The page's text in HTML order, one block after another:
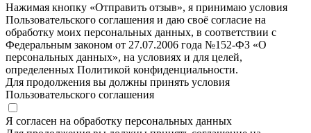
Нажимая кнопку «Отправить отзыв», я принимаю условия
Пользовательского соглашения и даю своё согласие на
обработку моих персональных данных, в соответствии с
Федеральным законом от 27.07.2006 года №152-ФЗ «О
персональных данных», на условиях и для целей,
определенных Политикой конфиденциальности.
Для продолжения вы должны принять условия
Пользовательского соглашения
Я согласен на обработку персональных данных